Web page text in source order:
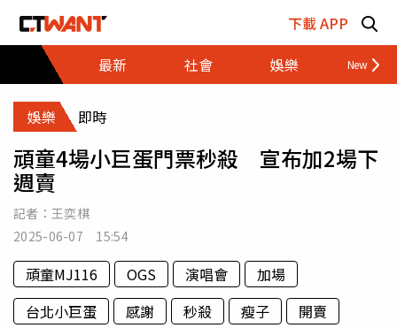
下載 APP
最新
社會 娛樂 財經
娛樂 即時
頑童4場小巨蛋門票秒殺 宣布加2場下
週賣
記者： 王奕棋
2025-06-07 15:54
頑童MJ116 OGS 演唱會
加場
台北小巨蛋
感謝 秒殺 瘦子
開賣